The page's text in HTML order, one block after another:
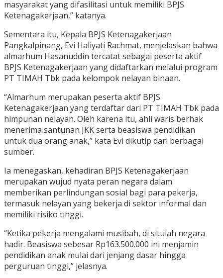
masyarakat yang difasilitasi untuk memiliki BPJS
Ketenagakerjaan,” katanya.
Sementara itu, Kepala BPJS Ketenagakerjaan
Pangkalpinang, Evi Haliyati Rachmat, menjelaskan bahwa
almarhum Hasanuddin tercatat sebagai peserta aktif
BPJS Ketenagakerjaan yang didaftarkan melalui program
PT TIMAH Tbk pada kelompok nelayan binaan.
“Almarhum merupakan peserta aktif BPJS
Ketenagakerjaan yang terdaftar dari PT TIMAH Tbk pada
himpunan nelayan. Oleh karena itu, ahli waris berhak
menerima santunan JKK serta beasiswa pendidikan
untuk dua orang anak,” kata Evi dikutip dari berbagai
sumber.
Ia menegaskan, kehadiran BPJS Ketenagakerjaan
merupakan wujud nyata peran negara dalam
memberikan perlindungan sosial bagi para pekerja,
termasuk nelayan yang bekerja di sektor informal dan
memiliki risiko tinggi.
“Ketika pekerja mengalami musibah, di situlah negara
hadir. Beasiswa sebesar Rp163.500.000 ini menjamin
pendidikan anak mulai dari jenjang dasar hingga
perguruan tinggi,” jelasnya.